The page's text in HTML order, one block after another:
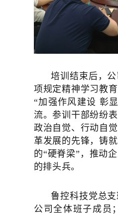
培训结束后，
项规定精神学习教育
“加强作风建设 彰
流。参训干部纷纷
政治自觉、行动自
革发展的先锋，铸
的“硬脊梁”，推动
的排头兵。
鲁控科技党总
公司全体班子成员